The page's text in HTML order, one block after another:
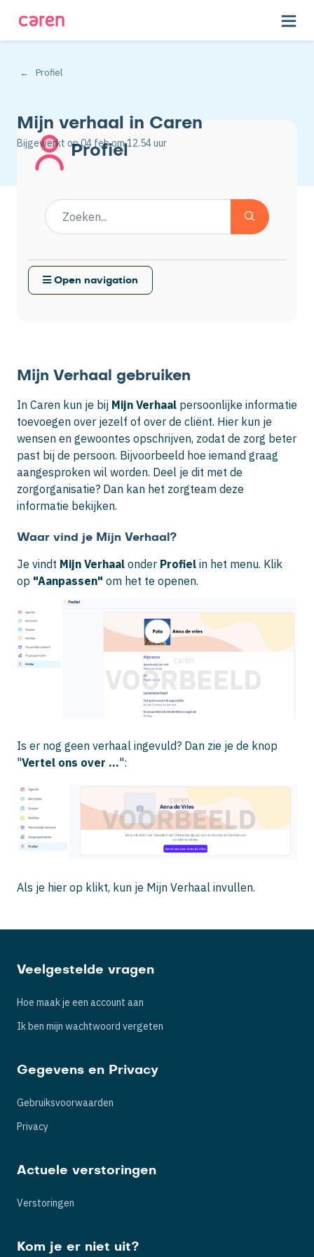
Profiel
Mijn verhaal in Caren
Bijgewerkt op04 febom 12.54 uur
Mijn Verhaal gebruiken
In Caren kun je bij Mijn Verhaal persoonlijke informatie
toevoegen over jezelf of over de cliënt. Hier kun je
wensen en gewoontes opschrijven, zodat de zorg beter
past bij de persoon. Bijvoorbeeld hoe iemand graag
aangesproken wil worden. Deel je dit met de
zorgorganisatie? Dan kan het zorgteam deze
informatie bekijken.
Waar vind je Mijn Verhaal?
Je vindt Mijn Verhaal onder Profiel in het menu. Klik
op "Aanpassen" om het te openen.
Is er nog geen verhaal ingevuld? Dan zie je de knop
"Vertel ons over ...":
Als je hier op klikt, kun je Mijn Verhaal invullen.
Profiel
Open navigation
Veelgestelde vragen
Hoe maak je een account aan
Ik ben mijn wachtwoord vergeten
Gegevens en Privacy
Gebruiksvoorwaarden
Privacy
Actuele verstoringen
Verstoringen
Kom je er niet uit?